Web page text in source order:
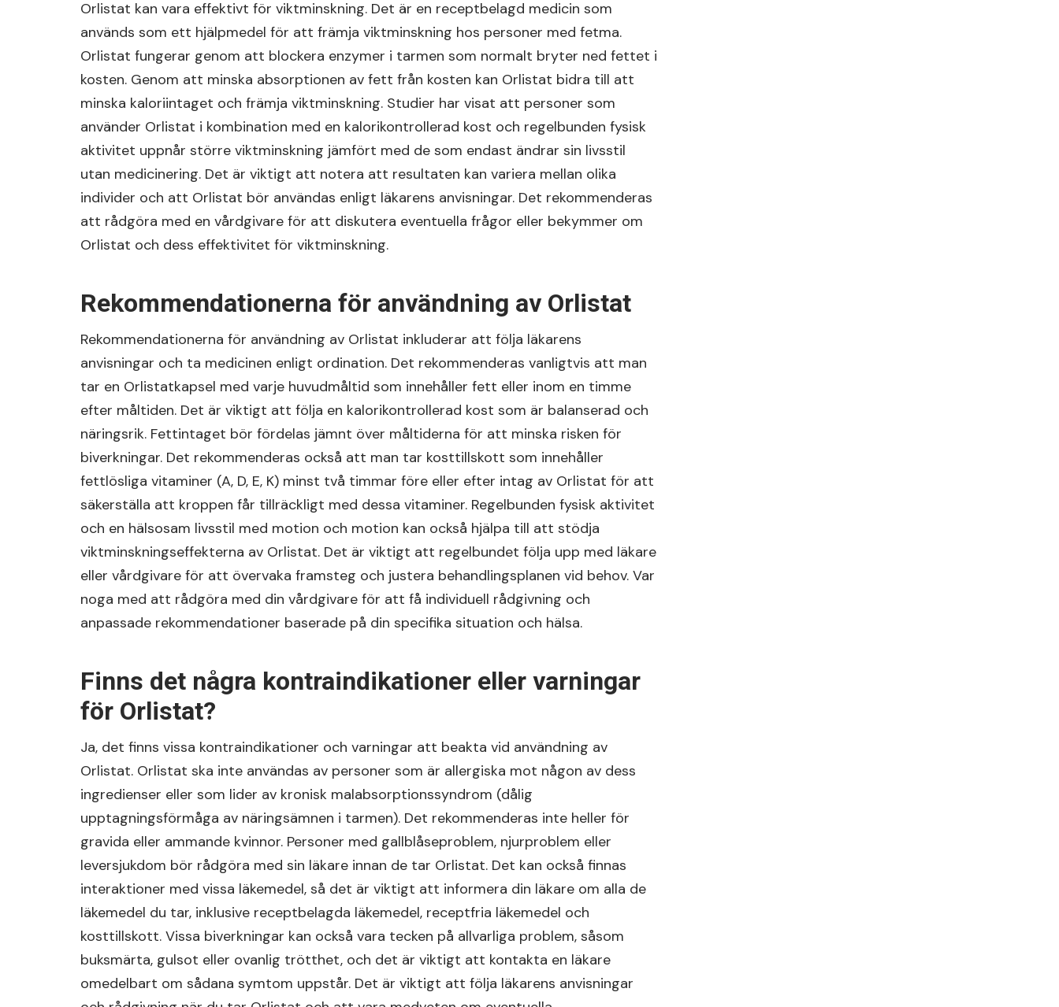
Orlistat kan vara effektivt för viktminskning. Det är en receptbelagd medicin som
används som ett hjälpmedel för att främja viktminskning hos personer med fetma.
Orlistat fungerar genom att blockera enzymer i tarmen som normalt bryter ned fettet i
kosten. Genom att minska absorptionen av fett från kosten kan Orlistat bidra till att
minska kaloriintaget och främja viktminskning. Studier har visat att personer som
använder Orlistat i kombination med en kalorikontrollerad kost och regelbunden fysisk
aktivitet uppnår större viktminskning jämfört med de som endast ändrar sin livsstil
utan medicinering. Det är viktigt att notera att resultaten kan variera mellan olika
individer och att Orlistat bör användas enligt läkarens anvisningar. Det rekommenderas
att rådgöra med en vårdgivare för att diskutera eventuella frågor eller bekymmer om
Orlistat och dess effektivitet för viktminskning.
Rekommendationerna för användning av Orlistat
Rekommendationerna för användning av Orlistat inkluderar att följa läkarens
anvisningar och ta medicinen enligt ordination. Det rekommenderas vanligtvis att man
tar en Orlistatkapsel med varje huvudmåltid som innehåller fett eller inom en timme
efter måltiden. Det är viktigt att följa en kalorikontrollerad kost som är balanserad och
näringsrik. Fettintaget bör fördelas jämnt över måltiderna för att minska risken för
biverkningar. Det rekommenderas också att man tar kosttillskott som innehåller
fettlösliga vitaminer (A, D, E, K) minst två timmar före eller efter intag av Orlistat för att
säkerställa att kroppen får tillräckligt med dessa vitaminer. Regelbunden fysisk aktivitet
och en hälsosam livsstil med motion och motion kan också hjälpa till att stödja
viktminskningseffekterna av Orlistat. Det är viktigt att regelbundet följa upp med läkare
eller vårdgivare för att övervaka framsteg och justera behandlingsplanen vid behov. Var
noga med att rådgöra med din vårdgivare för att få individuell rådgivning och
anpassade rekommendationer baserade på din specifika situation och hälsa.
Finns det några kontraindikationer eller varningar
för Orlistat?
Ja, det finns vissa kontraindikationer och varningar att beakta vid användning av
Orlistat. Orlistat ska inte användas av personer som är allergiska mot någon av dess
ingredienser eller som lider av kronisk malabsorptionssyndrom (dålig
upptagningsförmåga av näringsämnen i tarmen). Det rekommenderas inte heller för
gravida eller ammande kvinnor. Personer med gallblåseproblem, njurproblem eller
leversjukdom bör rådgöra med sin läkare innan de tar Orlistat. Det kan också finnas
interaktioner med vissa läkemedel, så det är viktigt att informera din läkare om alla de
läkemedel du tar, inklusive receptbelagda läkemedel, receptfria läkemedel och
kosttillskott. Vissa biverkningar kan också vara tecken på allvarliga problem, såsom
buksmärta, gulsot eller ovanlig trötthet, och det är viktigt att kontakta en läkare
omedelbart om sådana symtom uppstår. Det är viktigt att följa läkarens anvisningar